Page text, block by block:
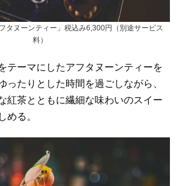
タヌーンティー」税込み6,300円（別途サービス
料）
テーマにしたアフタヌーンティーを
ったりとした時間を過ごしながら、
紅茶とともに繊細な味わいのスイー
める。